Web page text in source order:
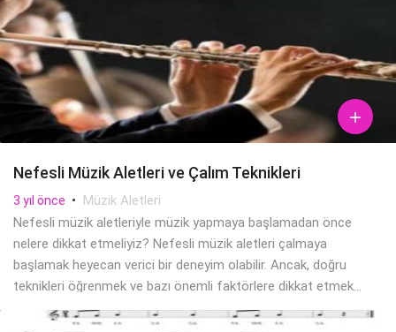

Nefesli Müzik Aletleri ve Çalım Teknikleri
3 yıl önce • Müzik Aletleri
Nefesli müzik aletleriyle müzik yapmaya başlamadan önce
nelere dikkat etmeliyiz? Nefesli müzik aletleri çalmaya
başlamak heyecan verici bir deneyim olabilir. Ancak, doğru
teknikleri öğrenmek ve bazı önemli faktörlere dikkat etmek...